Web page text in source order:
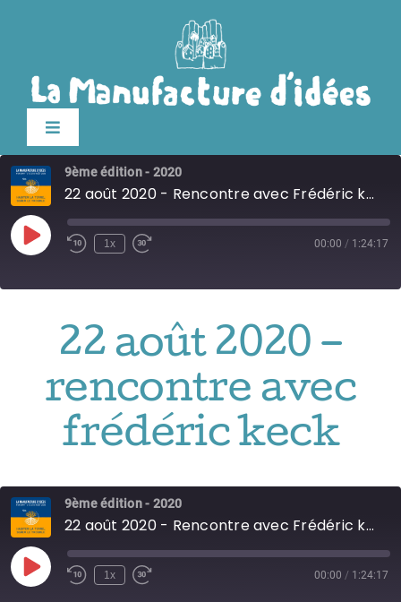
Toggle
Navigation
édition 2026
Le festival
Billetterie
Infos pratiques
Adhésions
Contact
9ème édition - 2020
22 août 2020 - Rencontre avec Frédéric keck
Play
Episode
1x 00:00 / 1:24:17
22 août 2020 –
rencontre avec
frédéric keck
9ème édition - 2020
22 août 2020 - Rencontre avec Frédéric keck
Play
Episode
1x 00:00 / 1:24:17